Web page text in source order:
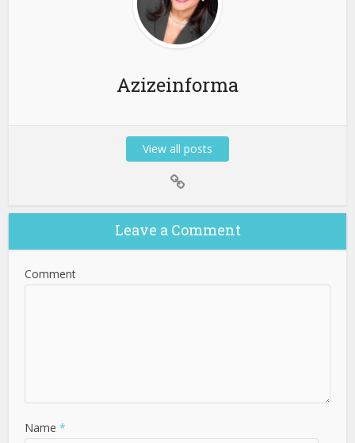
Azizeinforma
View all posts
Leave a Comment
Comment
Name *